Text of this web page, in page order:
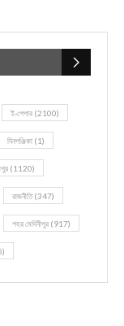
ই-পেপার (2100)
দিনপঞ্জিকা (1)
(1120)
রাজনীতি(347)
শহর মেদিনীপুর (917)